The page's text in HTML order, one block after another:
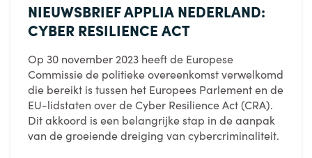
NIEUWSBRIEF APPLIA NEDERLAND:
CYBER RESILIENCE ACT
Op 30 november 2023 heeft de Europese
Commissie de politieke overeenkomst verwelkomd
die bereikt is tussen het Europees Parlement en de
EU-lidstaten over de Cyber Resilience Act (CRA).
Dit akkoord is een belangrijke stap in de aanpak
van de groeiende dreiging van cybercriminaliteit.